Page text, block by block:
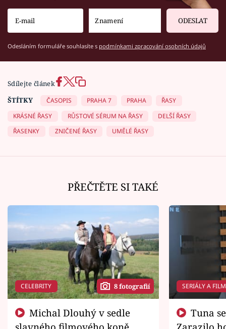
ODESLAT
Odesláním formuláře souhlasíte s podmínkami zpracování osobních údajů
Sdílejte článek
ŠTÍTKY
ČASOPIS PRAHA 7 PRAHA
ŘASY
KRÁSNÉ ŘASY
RŮSTOVÉ SÉRUM NA ŘASY
DELŠÍ ŘASY
ŘASENKY
ZNIČENÉ ŘASY UMĚLÉ ŘASY
PŘEČTĚTE SI TAKÉ
CELEBRITY 8 fotografií SERIÁLY A